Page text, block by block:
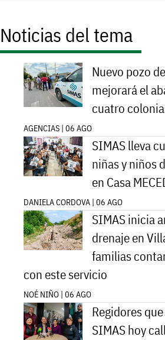
Noticias del tema
Nuevo pozo
mejorará el
cuatro
AGENCIAS | 06 AGO
SIMAS lleva
niñas y niños
en Casa
DANIELA CORDOVA | 06 AGO
SIMAS inicia
drenaje en
familias
con este servicio
NOÉ NIÑO | 06 AGO
Regidores
SIMAS hoy